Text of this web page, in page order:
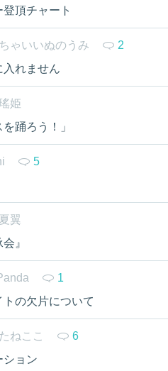
頂チャート
ゃいいぬのうみ
2
入れません
姫
踊ろう！」
5
翼
』
1
の欠片について
ねここ
6
ション